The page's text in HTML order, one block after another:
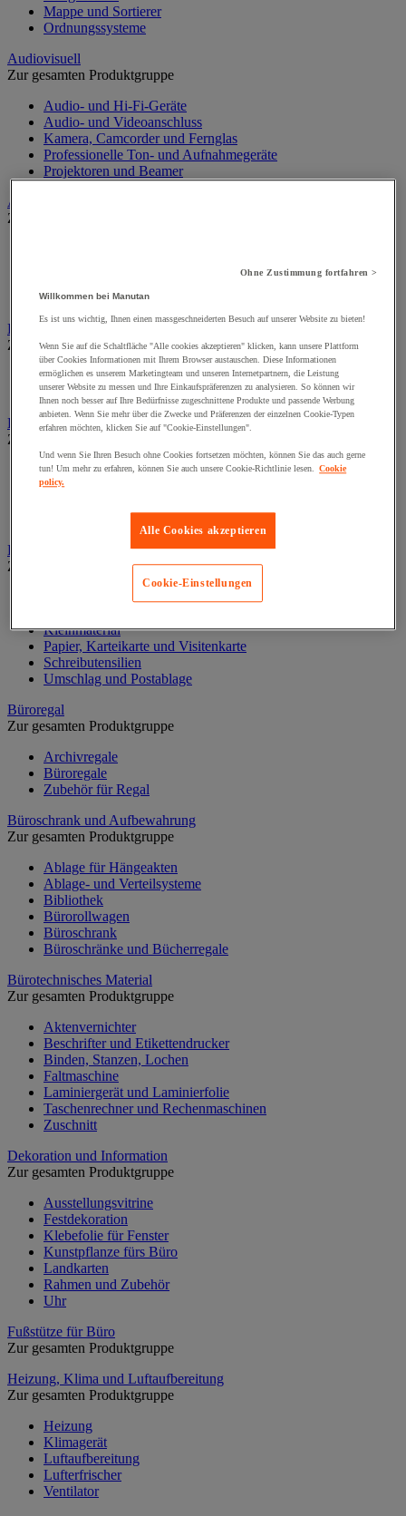
Mappe und Sortierer
Ordnungssysteme
Audiovisuell
Zur gesamten Produktgruppe
Audio- und Hi-Fi-Geräte
Audio- und Videoanschluss
Kamera, Camcorder und Fernglas
Professionelle Ton- und Aufnahmegeräte
Projektoren und Beamer
Aufsteller
Zur gesamten Produktgruppe
Wand-Display
Beschilderung
Zur gesamten Produktgruppe
Halter für Türschild und Hinweisschild
Hinweisschild auf Befestigungspaltte
Bodenmatten für Büro- und Gemeinschaftsräume
Zur gesamten Produktgruppe
Anti-Ermüdungsmatte für Büroräume
Bodenschutzmatte
Matte für Eingangsbereich
Büromaterial und Büromöbel
Zur gesamten Produktgruppe
Heft, Block und Post-it®
Kleinmaterial
Papier, Karteikarte und Visitenkarte
Schreibutensilien
Umschlag und Postablage
Büroregal
Zur gesamten Produktgruppe
Archivregale
Büroregale
Zubehör für Regal
Büroschrank und Aufbewahrung
Zur gesamten Produktgruppe
Ablage für Hängeakten
Ablage- und Verteilsysteme
Bibliothek
Bürorollwagen
Büroschrank
Büroschränke und Bücherregale
Bürotechnisches Material
Zur gesamten Produktgruppe
Aktenvernichter
Beschrifter und Etikettendrucker
Binden, Stanzen, Lochen
Faltmaschine
Laminiergerät und Laminierfolie
Taschenrechner und Rechenmaschinen
Zuschnitt
Dekoration und Information
Zur gesamten Produktgruppe
Ausstellungsvitrine
Festdekoration
Klebefolie für Fenster
Kunstpflanze fürs Büro
Landkarten
Rahmen und Zubehör
Uhr
Fußstütze für Büro
Zur gesamten Produktgruppe
Heizung, Klima und Luftaufbereitung
Zur gesamten Produktgruppe
Heizung
Klimagerät
Luftaufbereitung
Lufterfrischer
Ventilator
Ohne Zustimmung fortfahren >
Willkommen bei Manutan
Es ist uns wichtig, Ihnen einen massgeschneiderten Besuch auf unserer Website zu bieten!
Wenn Sie auf die Schaltfläche "Alle cookies akzeptieren" klicken, kann unsere Plattform
über Cookies Informationen mit Ihrem Browser austauschen. Diese Informationen
ermöglichen es unserem Marketingteam und unseren Internetpartnern, die Leistung
unserer Website zu messen und Ihre Einkaufspräferenzen zu analysieren. So können wir
Ihnen noch besser auf Ihre Bedürfnisse zugeschnittene Produkte und passende Werbung
anbieten. Wenn Sie mehr über die Zwecke und Präferenzen der einzelnen Cookie-Typen
erfahren möchten, klicken Sie auf "Cookie-Einstellungen".
Und wenn Sie Ihren Besuch ohne Cookies fortsetzen möchten, können Sie das auch gerne
tun! Um mehr zu erfahren, können Sie auch unsere Cookie-Richtlinie lesen. Cookie
policy.
Alle Cookies akzeptieren
Cookie-Einstellungen